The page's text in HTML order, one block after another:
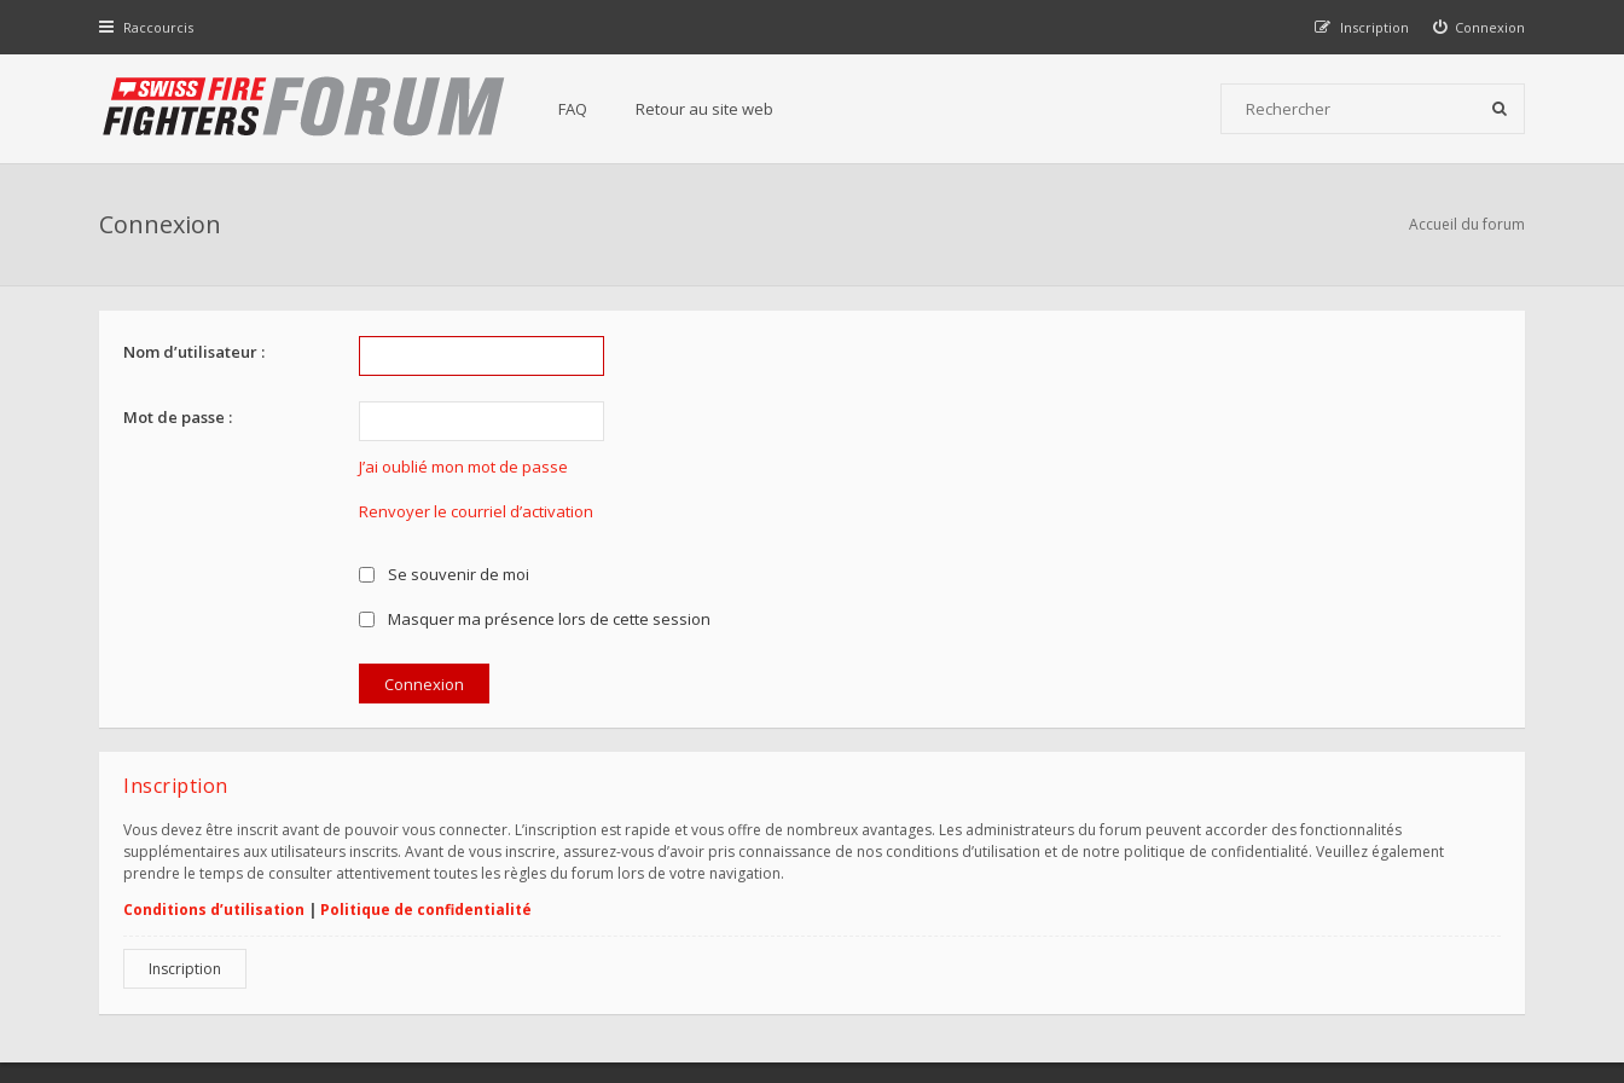
Raccourcis Connexion
Inscription
FAQ Retour au site web
Connexion Accueil du forum
Nom d’utilisateur :
Mot de passe :
J’ai oublié mon mot de passe
Renvoyer le courriel d’activation
Se souvenir de moi
Masquer ma présence lors de cette session
Inscription
Vous devez être inscrit avant de pouvoir vous connecter. L’inscription est rapide et vous offre de nombreux avantages. Les administrateurs du forum peuvent accorder des fonctionnalités
supplémentaires aux utilisateurs inscrits. Avant de vous inscrire, assurez-vous d’avoir pris connaissance de nos conditions d’utilisation et de notre politique de confidentialité. Veuillez également
prendre le temps de consulter attentivement toutes les règles du forum lors de votre navigation.
Conditions d’utilisation | Politique de confidentialité
Inscription